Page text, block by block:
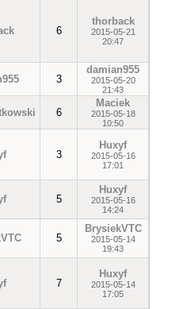
6
thorback
2015-05-21
20:47
3
damian955
2015-05-20
21:43
6
Maciek
2015-05-18
10:50
3
Huxyf
2015-05-16
17:01
5
Huxyf
2015-05-16
14:24
5
BrysiekVTC
2015-05-14
19:43
7
Huxyf
2015-05-14
17:05